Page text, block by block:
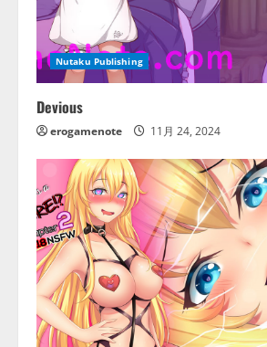
Nutaku Publishing
Devious
erogamenote 11月 24, 2024